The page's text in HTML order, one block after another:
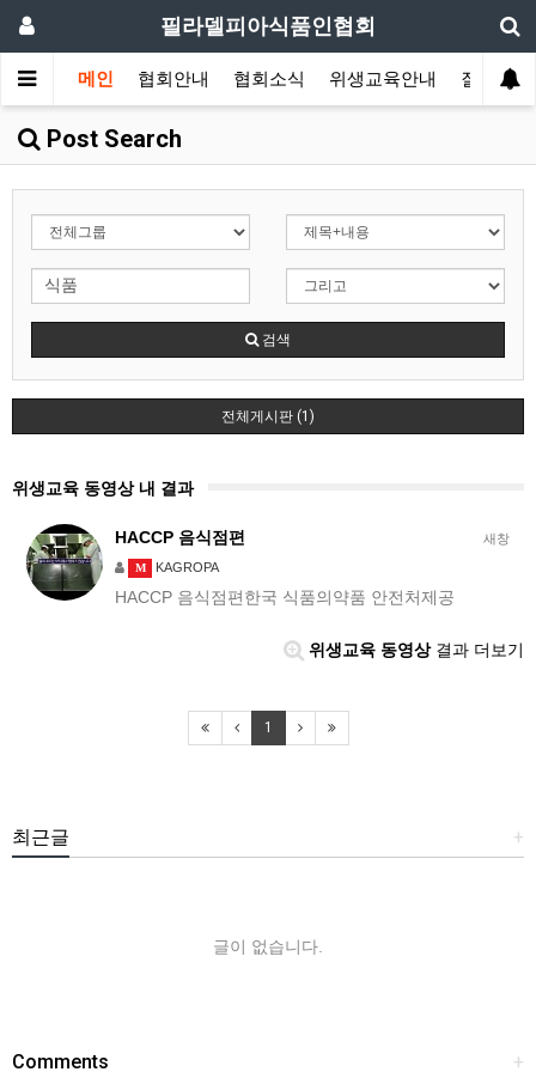
필라델피아식품인협회
메인 협회안내 협회소식 위생교육안내 질의답변
Post Search
검색
전체게시판 (1)
위생교육 동영상 내 결과
새창
HACCP 음식점편
M KAGROPA
HACCP 음식점편한국 식품의약품 안전처제공
위생교육 동영상결과 더보기
1
+
최근글
글이 없습니다.
+
Comments